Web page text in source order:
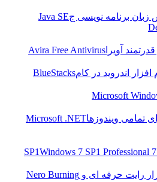
زبان برنامه نویسی جJava SE
آویرا Avira Free Antivirus
اندروید در کامBlueStacks
تمامی ویندوزهاMicrosoft .NET
Windows 7 SP1 Professional
Nero Burning